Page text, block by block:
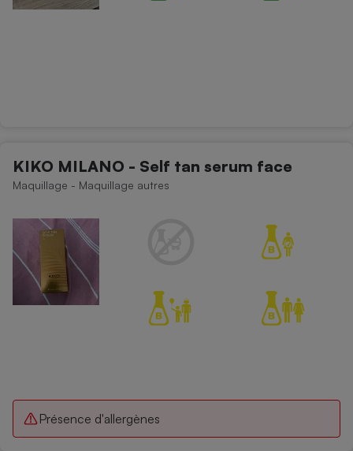
KIKO MILANO - Self tan serum face
Maquillage - Maquillage autres
Présence d'allergènes